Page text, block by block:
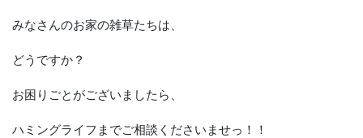
みなさんのお家の雑草たちは、
どうですか？
お困りごとがございましたら、
ハミングライフまでご相談くださいませっ！！